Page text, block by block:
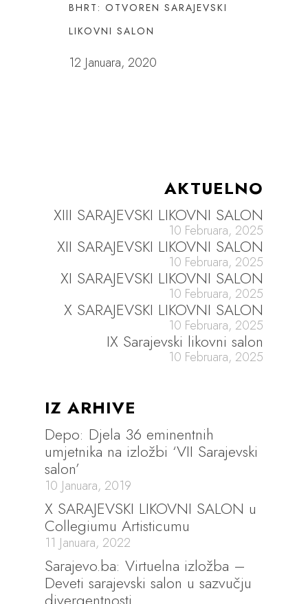
BHRT: OTVOREN SARAJEVSKI
LIKOVNI SALON
12 Januara, 2020
AKTUELNO
XIII SARAJEVSKI LIKOVNI SALON
10 Februara, 2025
XII SARAJEVSKI LIKOVNI SALON
10 Februara, 2025
XI SARAJEVSKI LIKOVNI SALON
10 Februara, 2025
X SARAJEVSKI LIKOVNI SALON
10 Februara, 2025
IX Sarajevski likovni salon
10 Februara, 2025
IZ ARHIVE
Depo: Djela 36 eminentnih
umjetnika na izložbi ‘VII Sarajevski
salon’
10 Januara, 2019
X SARAJEVSKI LIKOVNI SALON u
Collegiumu Artisticumu
11 Januara, 2022
Sarajevo.ba: Virtuelna izložba –
Deveti sarajevski salon u sazvučju